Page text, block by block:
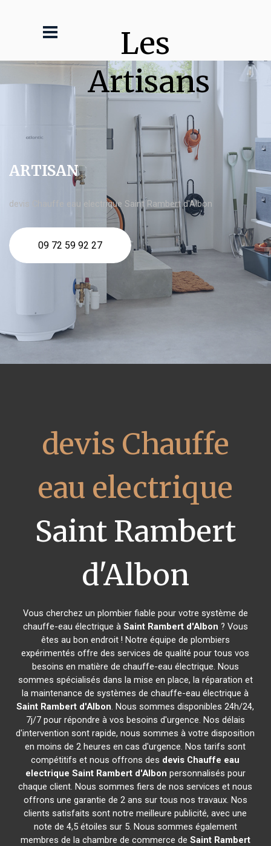
Les
Artisans
ARTISAN
devis Chauffe eau electrique Saint Rambert d'Albon
09 72 59 92 27
devis Chauffe
eau electrique
Saint Rambert
d'Albon
Vous cherchez un plombier fiable pour votre système de
chauffe-eau électrique à Saint Rambert d'Albon ? Vous
êtes au bon endroit ! Notre équipe de plombiers
expérimentés offre des services de qualité pour tous vos
besoins en matière de chauffe-eau électrique. Nous
sommes spécialisés dans la mise en place, la réparation et
la maintenance de systèmes de chauffe-eau électrique à
Saint Rambert d'Albon. Nous sommes disponibles 24h/24,
7j/7 pour répondre à vos besoins d'urgence. Nos délais
d'intervention sont rapide, nous sommes à votre disposition
en moins de 2 heures en cas d'urgence. Nos tarifs sont
compétitifs et nous offrons des devis Chauffe eau
electrique Saint Rambert d'Albon personnalisés pour
chaque client. Nous sommes fiers de nos services et nous
offrons une garantie de 2 ans sur tous nos travaux. Nos
clients satisfaits sont notre meilleure publicité, avec une
note de 4,5 étoiles sur 5. Nous sommes également
membres de la chambre de commerce de Saint Rambert